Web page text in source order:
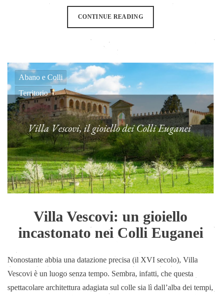
CONTINUE READING
Abano e Colli
Territorio
Villa Vescovi: un gioiello
incastonato nei Colli Euganei
Nonostante abbia una datazione precisa (il XVI secolo), Villa
Vescovi è un luogo senza tempo. Sembra, infatti, che questa
spettacolare architettura adagiata sul colle sia lì dall’alba dei tempi,